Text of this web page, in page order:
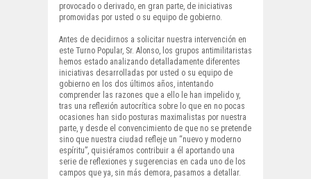
provocado o derivado, en gran parte, de iniciativas
promovidas por usted o su equipo de gobierno.
Antes de decidirnos a solicitar nuestra intervención en
este Turno Popular, Sr. Alonso, los grupos antimilitaristas
hemos estado analizando detalladamente diferentes
iniciativas desarrolladas por usted o su equipo de
gobierno en los dos últimos años, intentando
comprender las razones que a ello le han impelido y,
tras una reflexión autocrítica sobre lo que en no pocas
ocasiones han sido posturas maximalistas por nuestra
parte, y desde el convencimiento de que no se pretende
sino que nuestra ciudad refleje un “nuevo y moderno
espíritu”, quisiéramos contribuir a él aportando una
serie de reflexiones y sugerencias en cada uno de los
campos que ya, sin más demora, pasamos a detallar.